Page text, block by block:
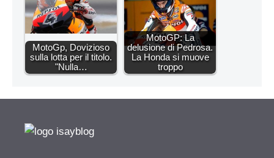
MotoGp, Dovizioso
sulla lotta per il titolo.
"Nulla…
MotoGP: La
delusione di Pedrosa.
La Honda si muove
troppo